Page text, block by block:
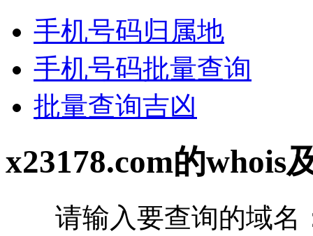
手机号码归属地
手机号码批量查询
批量查询吉凶
x23178.com的whois
请输入要查询的域名